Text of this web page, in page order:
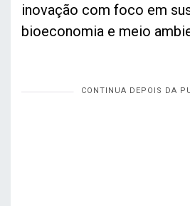
inovação com foco em
bioeconomia e meio